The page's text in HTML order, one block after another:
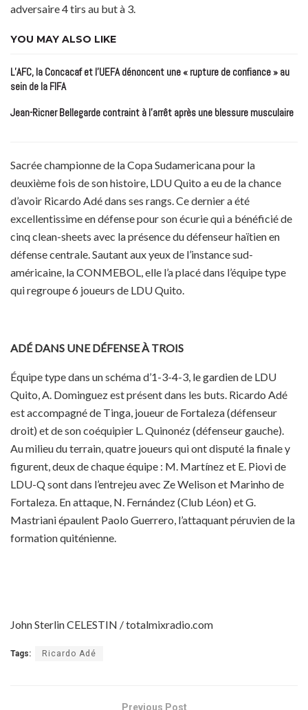
adversaire 4 tirs au but à 3.
YOU MAY ALSO LIKE
L’AFC, la Concacaf et l’UEFA dénoncent une « rupture de confiance » au
sein de la FIFA
Jean-Ricner Bellegarde contraint à l’arrêt après une blessure musculaire
Sacrée championne de la Copa Sudamericana pour la
deuxième fois de son histoire, LDU Quito a eu de la chance
d’avoir Ricardo Adé dans ses rangs. Ce dernier a été
excellentissime en défense pour son écurie qui a bénéficié de
cinq clean-sheets avec la présence du défenseur haïtien en
défense centrale. Sautant aux yeux de l’instance sud-
américaine, la CONMEBOL, elle l’a placé dans l’équipe type
qui regroupe 6 joueurs de LDU Quito.
ADÉ DANS UNE DÉFENSE À TROIS
Équipe type dans un schéma d’1-3-4-3, le gardien de LDU
Quito, A. Dominguez est présent dans les buts. Ricardo Adé
est accompagné de Tinga, joueur de Fortaleza (défenseur
droit) et de son coéquipier L. Quinonéz (défenseur gauche).
Au milieu du terrain, quatre joueurs qui ont disputé la finale y
figurent, deux de chaque équipe : M. Martínez et E. Piovi de
LDU-Q sont dans l’entrejeu avec Ze Welison et Marinho de
Fortaleza. En attaque, N. Fernández (Club Léon) et G.
Mastriani épaulent Paolo Guerrero, l’attaquant péruvien de la
formation quiténienne.
John Sterlin CELESTIN / totalmixradio.com
Tags: Ricardo Adé
Previous Post